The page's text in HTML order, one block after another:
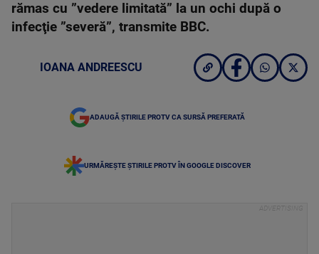
rămas cu ”vedere limitată” la un ochi după o
infecţie ”severă”, transmite BBC.
IOANA ANDREESCU
ADAUGĂ ȘTIRILE PROTV CA SURSĂ PREFERATĂ
URMĂREȘTE ȘTIRILE PROTV ÎN GOOGLE DISCOVER